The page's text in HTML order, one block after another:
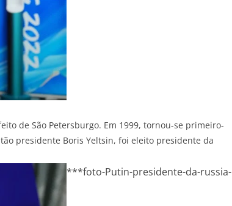
de São Petersburgo. Em 1999, tornou-se primeiro-
presidente Boris Yeltsin, foi eleito presidente da
***foto-Putin-presidente-da-russia-